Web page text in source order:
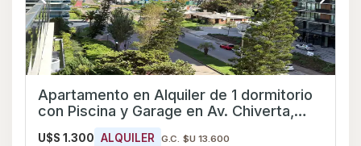
Apartamento en Alquiler de 1 dormitorio
con Piscina y Garage en Av. Chiverta,
Maldonado
U$S 1.300 ALQUILER G.C. $U 13.600